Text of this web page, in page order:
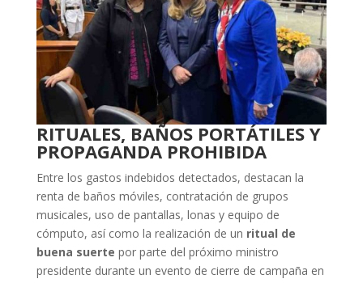
RITUALES, BAÑOS PORTÁTILES Y
PROPAGANDA PROHIBIDA
Entre los gastos indebidos detectados, destacan la
renta de baños móviles, contratación de grupos
musicales, uso de pantallas, lonas y equipo de
cómputo, así como la realización de un ritual de
buena suerte por parte del próximo ministro
presidente durante un evento de cierre de campaña en